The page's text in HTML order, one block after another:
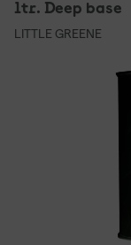
ltr. Deep base
LITTLE GREENE